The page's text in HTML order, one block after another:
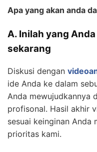
Apa yang akan anda
A. Inilah yang
sekarang
Diskusi dengan
ide Anda ke dalam
Anda mewujudkannya
profisonal. Hasil akhir
sesuai keinginan Anda
prioritas kami.